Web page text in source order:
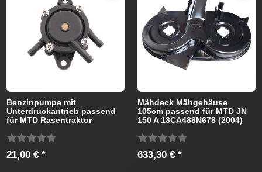
Benzinpumpe mit
Unterdruckantrieb passend
für MTD Rasentraktor
21,00 € *
Mähdeck Mähgehäuse
105cm passend für MTD JN
150 A 13CA488N678 (2004)
633,30 € *